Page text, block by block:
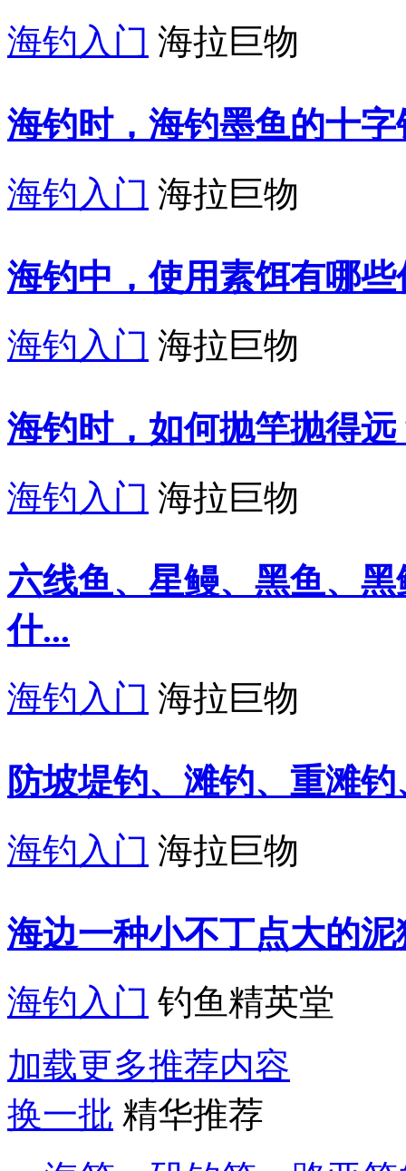
海钓入门 海拉巨物
海钓时，海钓墨鱼的十
海钓入门 海拉巨物
海钓中，使用素饵有哪
海钓入门 海拉巨物
海钓时，如何抛竿抛得远
海钓入门 海拉巨物
六线鱼、星鳗、黑鱼、
什...
海钓入门 海拉巨物
防坡堤钓、滩钓、重滩
海钓入门 海拉巨物
海边一种小不丁点大的
海钓入门 钓鱼精英堂
加载更多推荐内容
换一批 精华推荐